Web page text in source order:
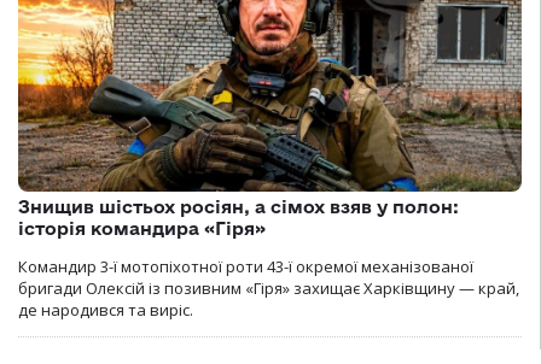
Знищив шістьох росіян, а сімох взяв у полон:
історія командира «Гіря»
Командир 3-ї мотопіхотної роти 43-ї окремої механізованої
бригади Олексій із позивним «Гіря» захищає Харківщину — край,
де народився та виріс.